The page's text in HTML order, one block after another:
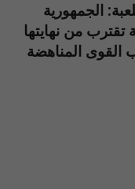
الجمهورية
تقترب من نهايتها
القوى المناهضة